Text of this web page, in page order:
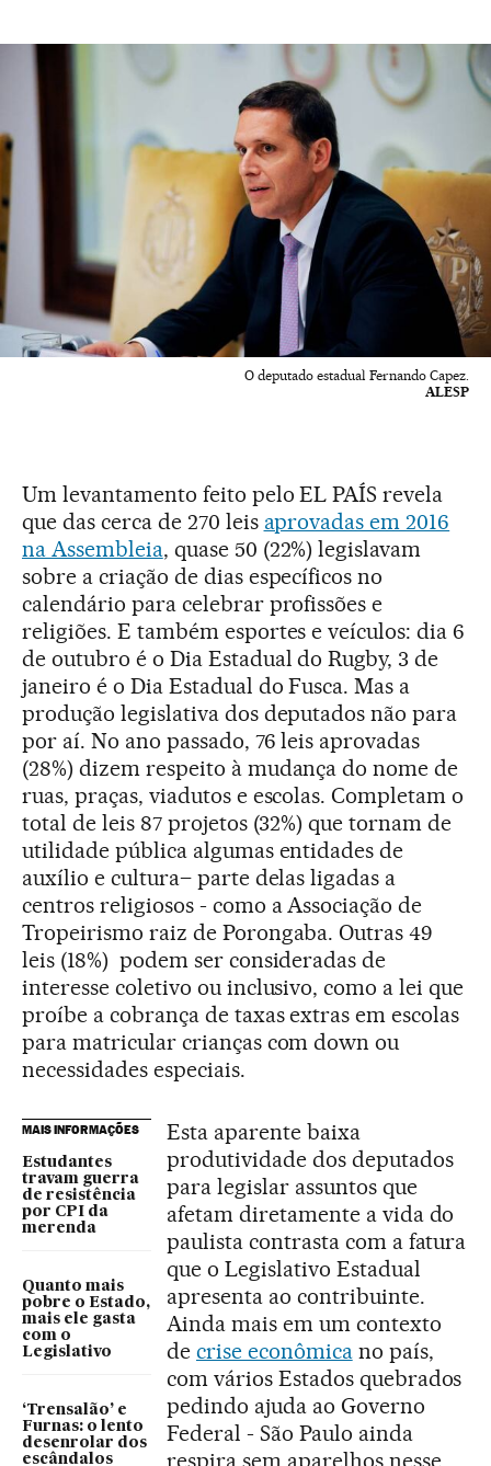
O deputado estadual Fernando Capez.
ALESP
Um levantamento feito pelo EL PAÍS revela
que das cerca de 270 leis aprovadas em 2016
na Assembleia, quase 50 (22%) legislavam
sobre a criação de dias específicos no
calendário para celebrar profissões e
religiões. E também esportes e veículos: dia 6
de outubro é o Dia Estadual do Rugby, 3 de
janeiro é o Dia Estadual do Fusca. Mas a
produção legislativa dos deputados não para
por aí. No ano passado, 76 leis aprovadas
(28%) dizem respeito à mudança do nome de
ruas, praças, viadutos e escolas. Completam o
total de leis 87 projetos (32%) que tornam de
utilidade pública algumas entidades de
auxílio e cultura– parte delas ligadas a
centros religiosos - como a Associação de
Tropeirismo raiz de Porongaba. Outras 49
leis (18%) podem ser consideradas de
interesse coletivo ou inclusivo, como a lei que
proíbe a cobrança de taxas extras em escolas
para matricular crianças com down ou
necessidades especiais.
MAIS INFORMAÇÕES
Estudantes
travam guerra
de resistência
por CPI da
merenda
Quanto mais
pobre o Estado,
mais ele gasta
com o
Legislativo
‘Trensalão’ e
Furnas: o lento
desenrolar dos
escândalos
Esta aparente baixa
produtividade dos deputados
para legislar assuntos que
afetam diretamente a vida do
paulista contrasta com a fatura
que o Legislativo Estadual
apresenta ao contribuinte.
Ainda mais em um contexto
de crise econômicano país,
com vários Estados quebrados
pedindo ajuda ao Governo
Federal - São Paulo ainda